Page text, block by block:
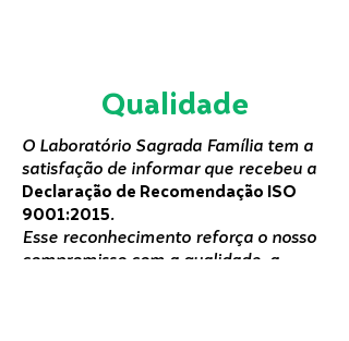
Qualidade
O Laboratório Sagrada Família tem a
satisfação de informar que recebeu a
Declaração de Recomendação ISO
9001:2015.
Esse reconhecimento reforça o nosso
compromisso com a qualidade, a